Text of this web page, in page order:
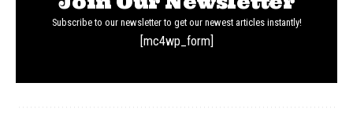
Subscribe to our newsletter to get our newest articles instantly!
[mc4wp_form]